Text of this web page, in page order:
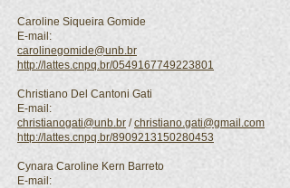
Caroline Siqueira Gomide
E-mail:
carolinegomide@unb.br
http://lattes.cnpq.br/0549167749223801
Christiano Del Cantoni Gati
E-mail:
christianogati@unb.br /christiano.gati@gmail.com
http://lattes.cnpq.br/8909213150280453
Cynara Caroline Kern Barreto
E-mail: